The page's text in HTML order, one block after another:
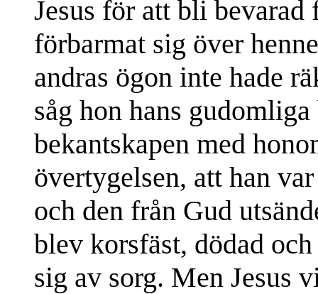
Jesus för att bli
förbarmat sig över
andras ögon inte hade
såg hon hans
bekantskapen med
övertygelsen, att han
och den från Gud
blev korsfäst, dödad
sig av sorg. Men Jesus